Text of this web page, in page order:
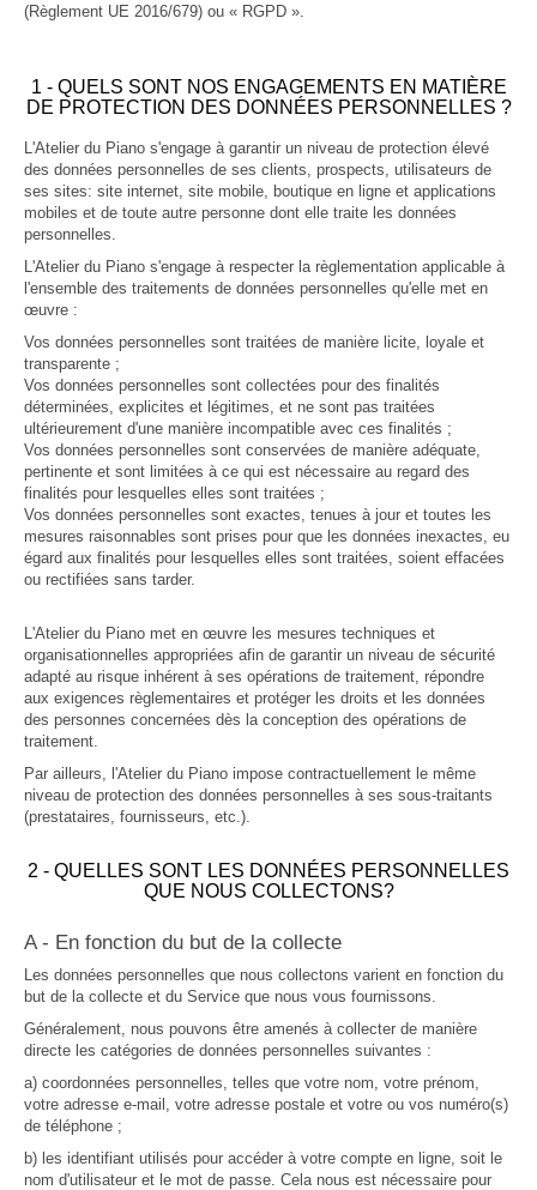
(Règlement UE 2016/679) ou « RGPD ».
1 - QUELS SONT NOS ENGAGEMENTS EN MATIÈRE
DE PROTECTION DES DONNÉES PERSONNELLES ?
L'Atelier du Piano s'engage à garantir un niveau de protection élevé
des données personnelles de ses clients, prospects, utilisateurs de
ses sites: site internet, site mobile, boutique en ligne et applications
mobiles et de toute autre personne dont elle traite les données
personnelles.
L'Atelier du Piano s'engage à respecter la règlementation applicable à
l'ensemble des traitements de données personnelles qu'elle met en
œuvre :
Vos données personnelles sont traitées de manière licite, loyale et
transparente ;
Vos données personnelles sont collectées pour des finalités
déterminées, explicites et légitimes, et ne sont pas traitées
ultérieurement d'une manière incompatible avec ces finalités ;
Vos données personnelles sont conservées de manière adéquate,
pertinente et sont limitées à ce qui est nécessaire au regard des
finalités pour lesquelles elles sont traitées ;
Vos données personnelles sont exactes, tenues à jour et toutes les
mesures raisonnables sont prises pour que les données inexactes, eu
égard aux finalités pour lesquelles elles sont traitées, soient effacées
ou rectifiées sans tarder.
L'Atelier du Piano met en œuvre les mesures techniques et
organisationnelles appropriées afin de garantir un niveau de sécurité
adapté au risque inhérent à ses opérations de traitement, répondre
aux exigences règlementaires et protéger les droits et les données
des personnes concernées dès la conception des opérations de
traitement.
Par ailleurs, l'Atelier du Piano impose contractuellement le même
niveau de protection des données personnelles à ses sous-traitants
(prestataires, fournisseurs, etc.).
2 - QUELLES SONT LES DONNÉES PERSONNELLES
QUE NOUS COLLECTONS?
A - En fonction du but de la collecte
Les données personnelles que nous collectons varient en fonction du
but de la collecte et du Service que nous vous fournissons.
Généralement, nous pouvons être amenés à collecter de manière
directe les catégories de données personnelles suivantes :
a) coordonnées personnelles, telles que votre nom, votre prénom,
votre adresse e-mail, votre adresse postale et votre ou vos numéro(s)
de téléphone ;
b) les identifiant utilisés pour accéder à votre compte en ligne, soit le
nom d'utilisateur et le mot de passe. Cela nous est nécessaire pour